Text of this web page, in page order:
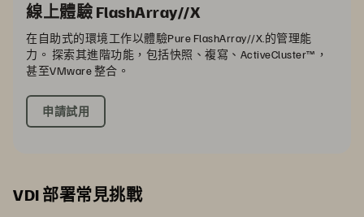
線上體驗 FlashArray//X
在自助式的環境工作以體驗Pure FlashArray//X.的管理能
力。 探索其進階功能，包括快照、複寫、ActiveCluster™，
甚至VMware 整合。
申請試用
VDI 部署常見挑戰